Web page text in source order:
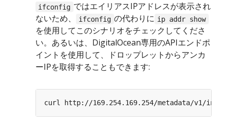
ifconfig ではエイリアスIPアドレスが表示され
ないため、
ifconfig の代わりに ip addr show
を使用してこのシナリオをチェックしてくださ
い。あるいは、DigitalOcean専用のAPIエンドポ
イントを使用して、ドロップレットからアンカ
ーIPを取得することもできます: